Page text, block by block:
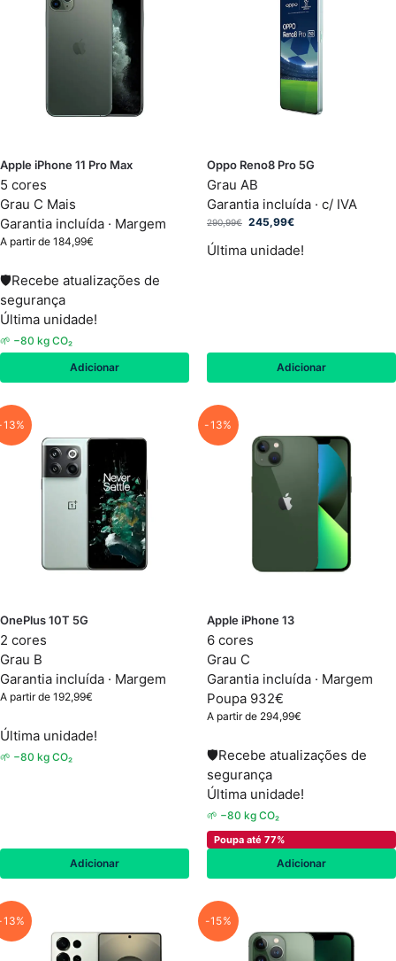
Apple iPhone 11 Pro Max
5 cores
Grau C Mais
Garantia incluída · Margem
A partir de 184,99€
🛡Recebe atualizações de
segurança
Última unidade!
🌱 −80 kg CO₂
Adicionar
Oppo Reno8 Pro 5G
Grau AB
Garantia incluída · c/ IVA
290,99€ 245,99€
Última unidade!
Adicionar
OnePlus 10T 5G
2 cores
Grau B
Garantia incluída · Margem
A partir de 192,99€
Última unidade!
🌱 −80 kg CO₂
Adicionar
-13%
Apple iPhone 13
6 cores
Grau C
Garantia incluída · Margem
Poupa 932€
A partir de 294,99€
🛡Recebe atualizações de
segurança
Última unidade!
🌱 −80 kg CO₂
Poupa até 77%
Adicionar
-15%